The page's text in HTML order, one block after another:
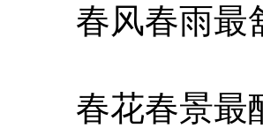
春风春雨最
春花春景最